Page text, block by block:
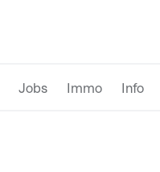
Jobs Immo Info